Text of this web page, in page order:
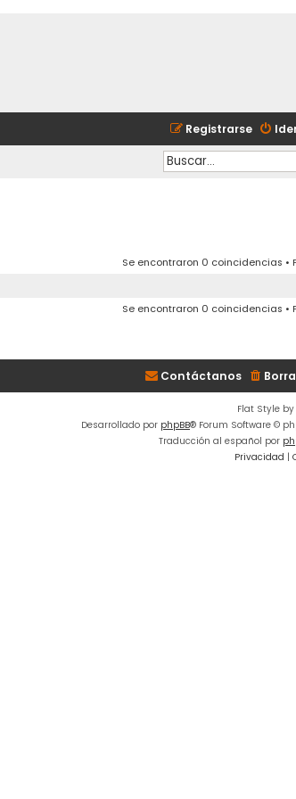
Registrarse
Se encontraron 0 coincidencias •
Se encontraron 0 coincidencias •
Contáctanos
Flat Style by
Desarrollado por phpBB® Forum Software ©
Traducción al español por
Privacidad |